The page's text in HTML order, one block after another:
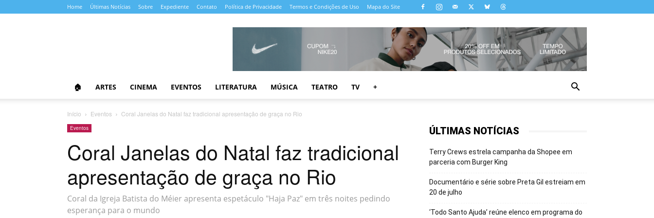
Home Últimas Notícias Sobre Expediente Contato Política de Privacidade Termos e Condições de Uso Mapa do Site
🏠 ARTES CINEMA EVENTOS LITERATURA MÚSICA TEATRO TV +
Início Eventos Coral Janelas do Natal faz tradicional apresentação de graça no Rio
Eventos
Coral Janelas do Natal faz tradicional
apresentação de graça no Rio
Coral da Igreja Batista do Méier apresenta espetáculo "Haja Paz" em três noites pedindo
esperança para o mundo
ÚLTIMAS NOTÍCIAS
Terry Crews estrela campanha da Shopee em
parceria com Burger King
Documentário e série sobre Preta Gil estreiam em
20 de julho
‘Todo Santo Ajuda’ reúne elenco em programa do